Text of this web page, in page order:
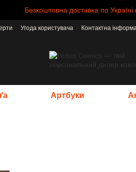
Безкоштовна доставка по Україні
Угода користувача Контактна
Артбуки